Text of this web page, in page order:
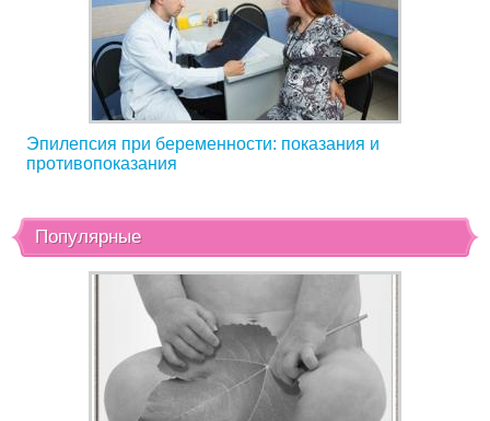
Эпилепсия при беременности: показания и
противопоказания
Популярные